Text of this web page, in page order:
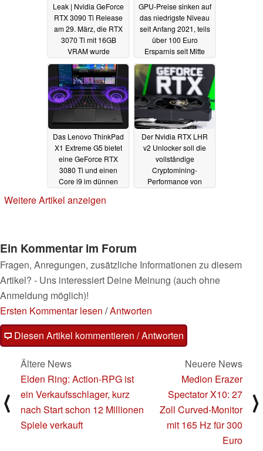
Leak | Nvidia GeForce
RTX 3090 Ti Release
am 29. März, die RTX
3070 Ti mit 16GB
VRAM wurde
eingestellt08.03.2022
GPU-Preise sinken auf
das niedrigste Niveau
seit Anfang 2021, teils
über 100 Euro
Ersparnis seit Mitte
Februar07.03.2022
Das Lenovo ThinkPad
X1 Extreme G5 bietet
eine GeForce RTX
3080 Ti und einen
Core i9 im dünnen
Der Nvidia RTX LHR
v2 Unlocker soll die
vollständige
Cryptomining-
Performance von
Weitere Artikel anzeigen
Ein Kommentar im Forum
Fragen, Anregungen, zusätzliche Informationen zu diesem
Artikel? - Uns interessiert Deine Meinung (auch ohne
Anmeldung möglich)!
Ersten Kommentar lesen /Antworten
Diesen Artikel kommentieren / Antworten
⟨
Ältere News
Elden Ring: Action-RPG ist
ein Verkaufsschlager, kurz
nach Start schon 12 Millionen
Spiele verkauft
Neuere News
Medion Erazer
Spectator X10: 27
Zoll Curved-Monitor
mit 165 Hz für 300
Euro
⟩